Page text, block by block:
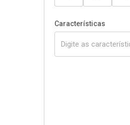
Características